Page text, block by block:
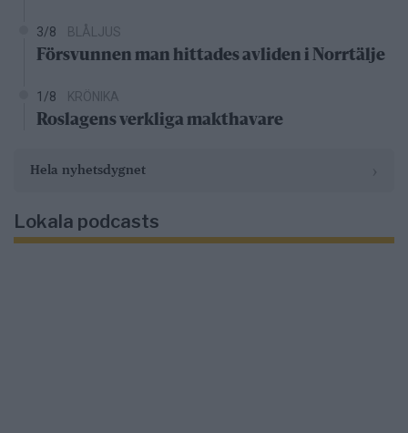
3/8 BLÅLJUS
Försvunnen man hittades avliden i Norrtälje
1/8 KRÖNIKA
Roslagens verkliga makthavare
Hela nyhetsdygnet
Lokala podcasts